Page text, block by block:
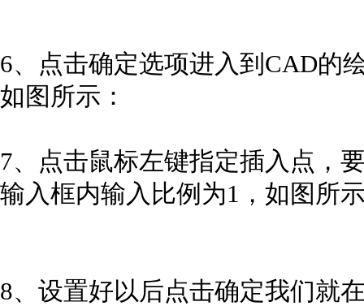
6、点击确定选项进入到CAD的
如图所示：
7、点击鼠标左键指定插入点，
输入框内输入比例为1，如图所
8、设置好以后点击确定我们就